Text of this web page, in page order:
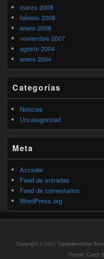
marzo 2008
febrero 2008
enero 2008
noviembre 2007
agosto 2004
enero 2004
Categorías
Noticias
Uncategorized
Meta
Acceder
Feed de entradas
Feed de comentarios
WordPress.org
Copyright © 2021 Campamentos
Theme: Catch